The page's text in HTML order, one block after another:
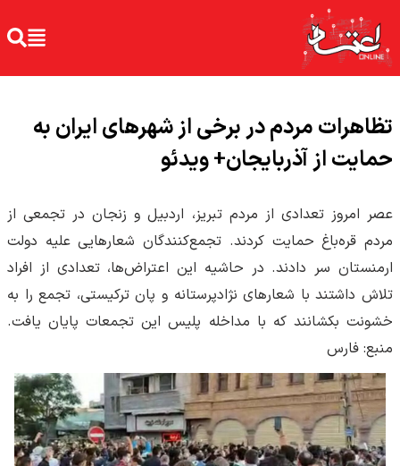
تظاهرات مردم در برخی از شهرهای ایران به
حمایت از آذربایجان+ ویدئو
عصر امروز تعدادی از مردم تبریز، اردبیل و زنجان در تجمعی از
مردم قره‌باغ حمایت کردند. تجمع‌کنندگان شعارهایی علیه دولت
ارمنستان سر دادند. در حاشیه این اعتراض‌ها، تعدادی از افراد
تلاش داشتند با شعارهای نژادپرستانه و پان ترکیستی، تجمع را به
خشونت بکشانند که با مداخله پلیس این تجمعات پایان یافت.
منبع: فارس